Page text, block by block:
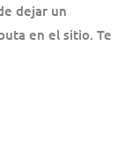
dejar un
en el sitio. Te